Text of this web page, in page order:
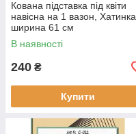
Кована підставка під квіти
навісна на 1 вазон, Хатинка
ширина 61 см
В наявності
240 ₴
Купити